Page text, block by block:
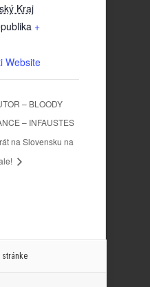
Kraj
+
Website
– BLOODY
– INFAUSTES
na Slovensku na
stránke